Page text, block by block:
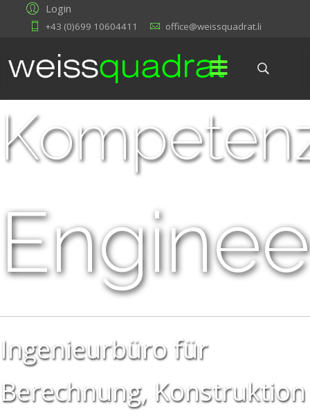
Login
+43 (0)699 10604411 office@weissquadrat.li
Ingenieurbüro für
Berechnung, Konstruktion